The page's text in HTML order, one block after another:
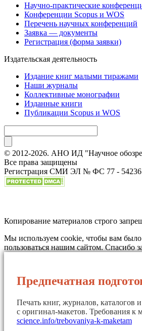
Научно-практические
Конференции Scopus и WOS
Перечень научных конференций
Заявка — документы
Регистрация (форма заявки)
Издательская деятельность
Издание книг малыми тиражами
Наши журналы
Коллективные монографии
Изданные книги
Публикации Scopus и WOS
© 2012-2026. АНО ИД "Научное
Все права защищены
Регистрация СМИ ЭЛ № ФС 77 - 54236
Копирование материалов строго
Мы используем cookie, чтобы вам
пользоваться нашим сайтом. Спасибо
Предпечатная
Печать книг, журналов, каталогов
с оригинал-макетов. Требования к
science.info/trebovaniya-k-maketam